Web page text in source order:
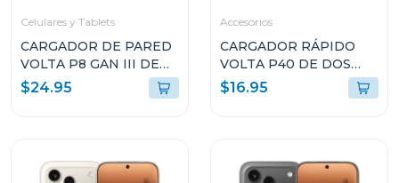
Celulares y Tablets
CARGADOR DE PARED
VOLTA P8 GAN III DE
65W CON DOBLE
PUERTO USB-C Y
$24.95
Accesorios
CARGADOR RÁPIDO
VOLTA P40 DE DOS
PUERTOS CON CABLE
USB TIPO C
$16.95